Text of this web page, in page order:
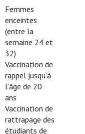
Femmes
enceintes
(entre la
semaine 24 et
32)
Vaccination de
rappel jusqu’à
l’âge de 20
ans
Vaccination de
rattrapage des
étudiants de